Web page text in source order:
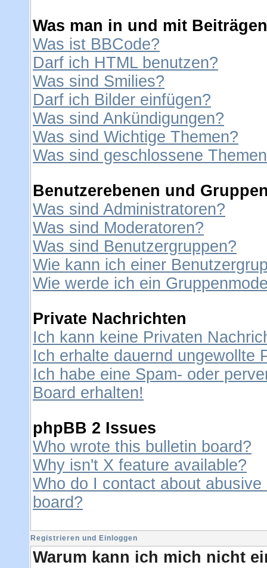
Was man in und mit
Was ist BBCode?
Darf ich HTML benutzen?
Was sind Smilies?
Darf ich Bilder einfügen?
Was sind Ankündigungen?
Was sind Wichtige Themen?
Was sind geschlossene
Benutzerebenen und
Was sind Administratoren?
Was sind Moderatoren?
Was sind Benutzergruppen?
Wie kann ich einer
Wie werde ich ein
Private Nachrichten
Ich kann keine Privaten
Ich erhalte dauernd ungewollte
Ich habe eine Spam- oder
Board erhalten!
phpBB 2 Issues
Who wrote this bulletin board?
Why isn't X feature available?
Who do I contact about
board?
Registrieren und Einloggen
Warum kann ich mich nicht